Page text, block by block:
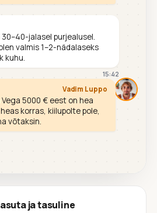
jalasel purjealusel.
valmis 1–2-nädalaseks
kuhu.
15:42
Vadim Luppo
Vega 5000 € eest on hea
korras, kiilupolte pole,
võtaksin.
ja tasuline